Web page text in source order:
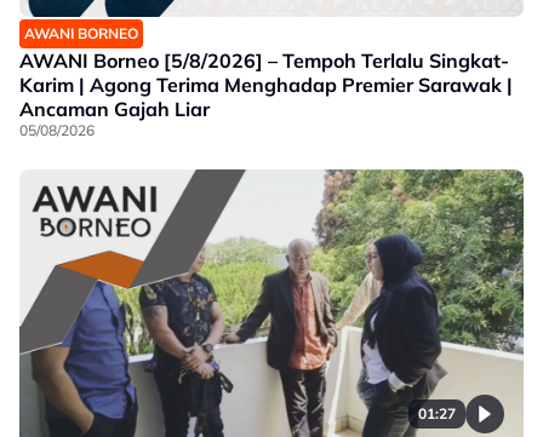
AWANI BORNEO
AWANI Borneo [5/8/2026] – Tempoh Terlalu Singkat-
Karim | Agong Terima Menghadap Premier Sarawak |
Ancaman Gajah Liar
05/08/2026
01:27